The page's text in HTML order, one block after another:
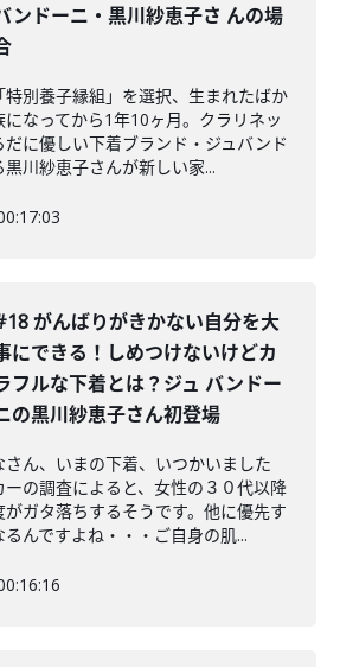
ンドーニ・黒川紗恵子さ んの場
別養子縁組」を選択、生まれたばか
になってから1年10ヶ月。クラリネッ
だに優しい下着ブランド・ジュバンド
川紗恵子さんが新しい家...
がんばりがきかない自分を大
にできる！しめつけないけどカ
フルな下着とは？ジュ バンドー
の黒川紗恵子さん初登場
ん、いまの下着、いつかいました
の調査によると、女性の３０代以降
ガタ落ちするそうです。他に優先す
んですよね・・・ご自身の肌...